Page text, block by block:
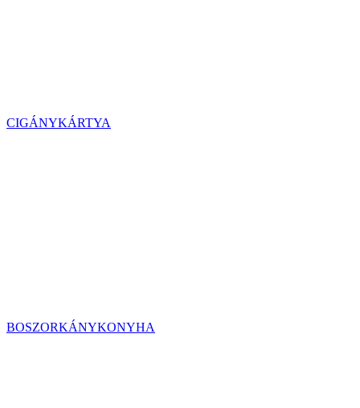
CIGÁNYKÁRTYA
BOSZORKÁNYKONYHA